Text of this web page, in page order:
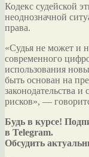
Кодекс судейской
неоднозначной
права.
«Судья не может и
современного
использования
быть основан на
законодательства
рисков», —
Будь в курсе!
в Telegram.
Обсудить